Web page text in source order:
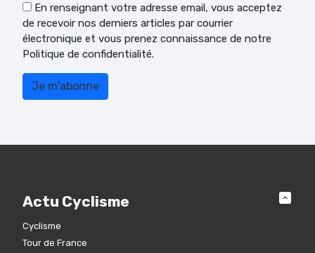
En renseignant votre adresse email, vous acceptez
de recevoir nos derniers articles par courrier
électronique et vous prenez connaissance de notre
Politique de confidentialité.
Actu Cyclisme
Cyclisme
Tour de France